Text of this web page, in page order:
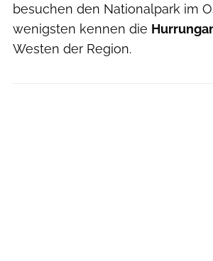
besuchen den Nationalpark im
wenigsten kennen die
Westen der Region.